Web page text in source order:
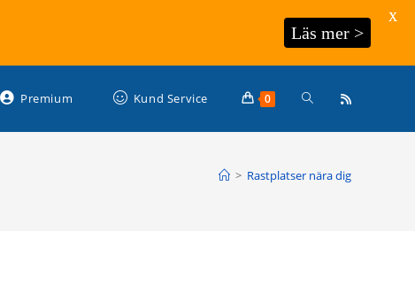
Premium Kund Service 0 Slå
> Rastplatser nära dig
Läs mer >
X